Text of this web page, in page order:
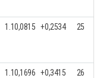
1.10,0815 +0,2534 25
1.10,1696 +0,3415 26